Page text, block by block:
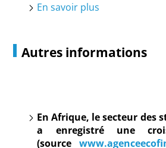
En savoir plus
Autres informations
En Afrique, le secteur des
a enregistré une
(source